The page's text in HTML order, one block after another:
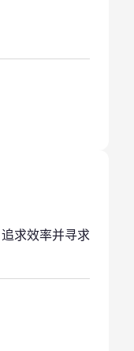
求效率并寻求